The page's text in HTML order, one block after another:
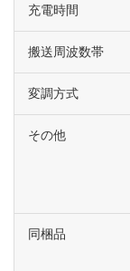
充電時間
搬送周波数帯
変調方式
その他
同梱品